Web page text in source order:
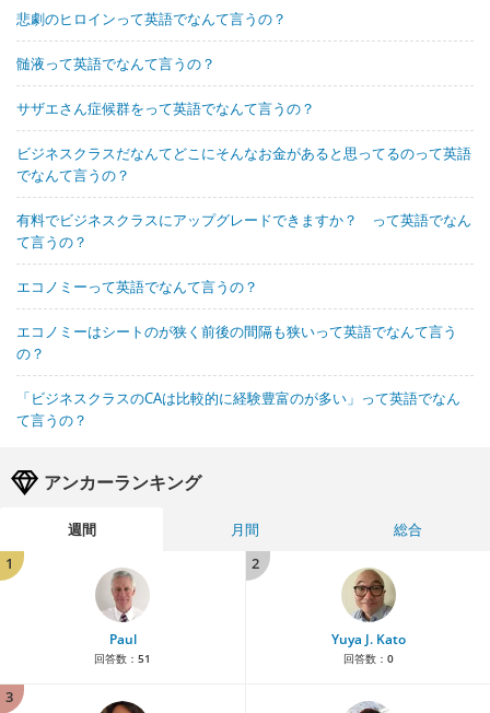
悲劇のヒロインって英語でなんて言うの？
髄液って英語でなんて言うの？
サザエさん症候群をって英語でなんて言うの？
ビジネスクラスだなんてどこにそんなお金があると思ってるのって英語
でなんて言うの？
有料でビジネスクラスにアップグレードできますか？ って英語でなん
て言うの？
エコノミーって英語でなんて言うの？
エコノミーはシートのが狭く前後の間隔も狭いって英語でなんて言う
の？
「ビジネスクラスのCAは比較的に経験豊富のが多い」って英語でなん
て言うの？
アンカーランキング
週間 月間
総合
1
Paul
回答数： 51
2
Yuya J. Kato
回答数： 0
3